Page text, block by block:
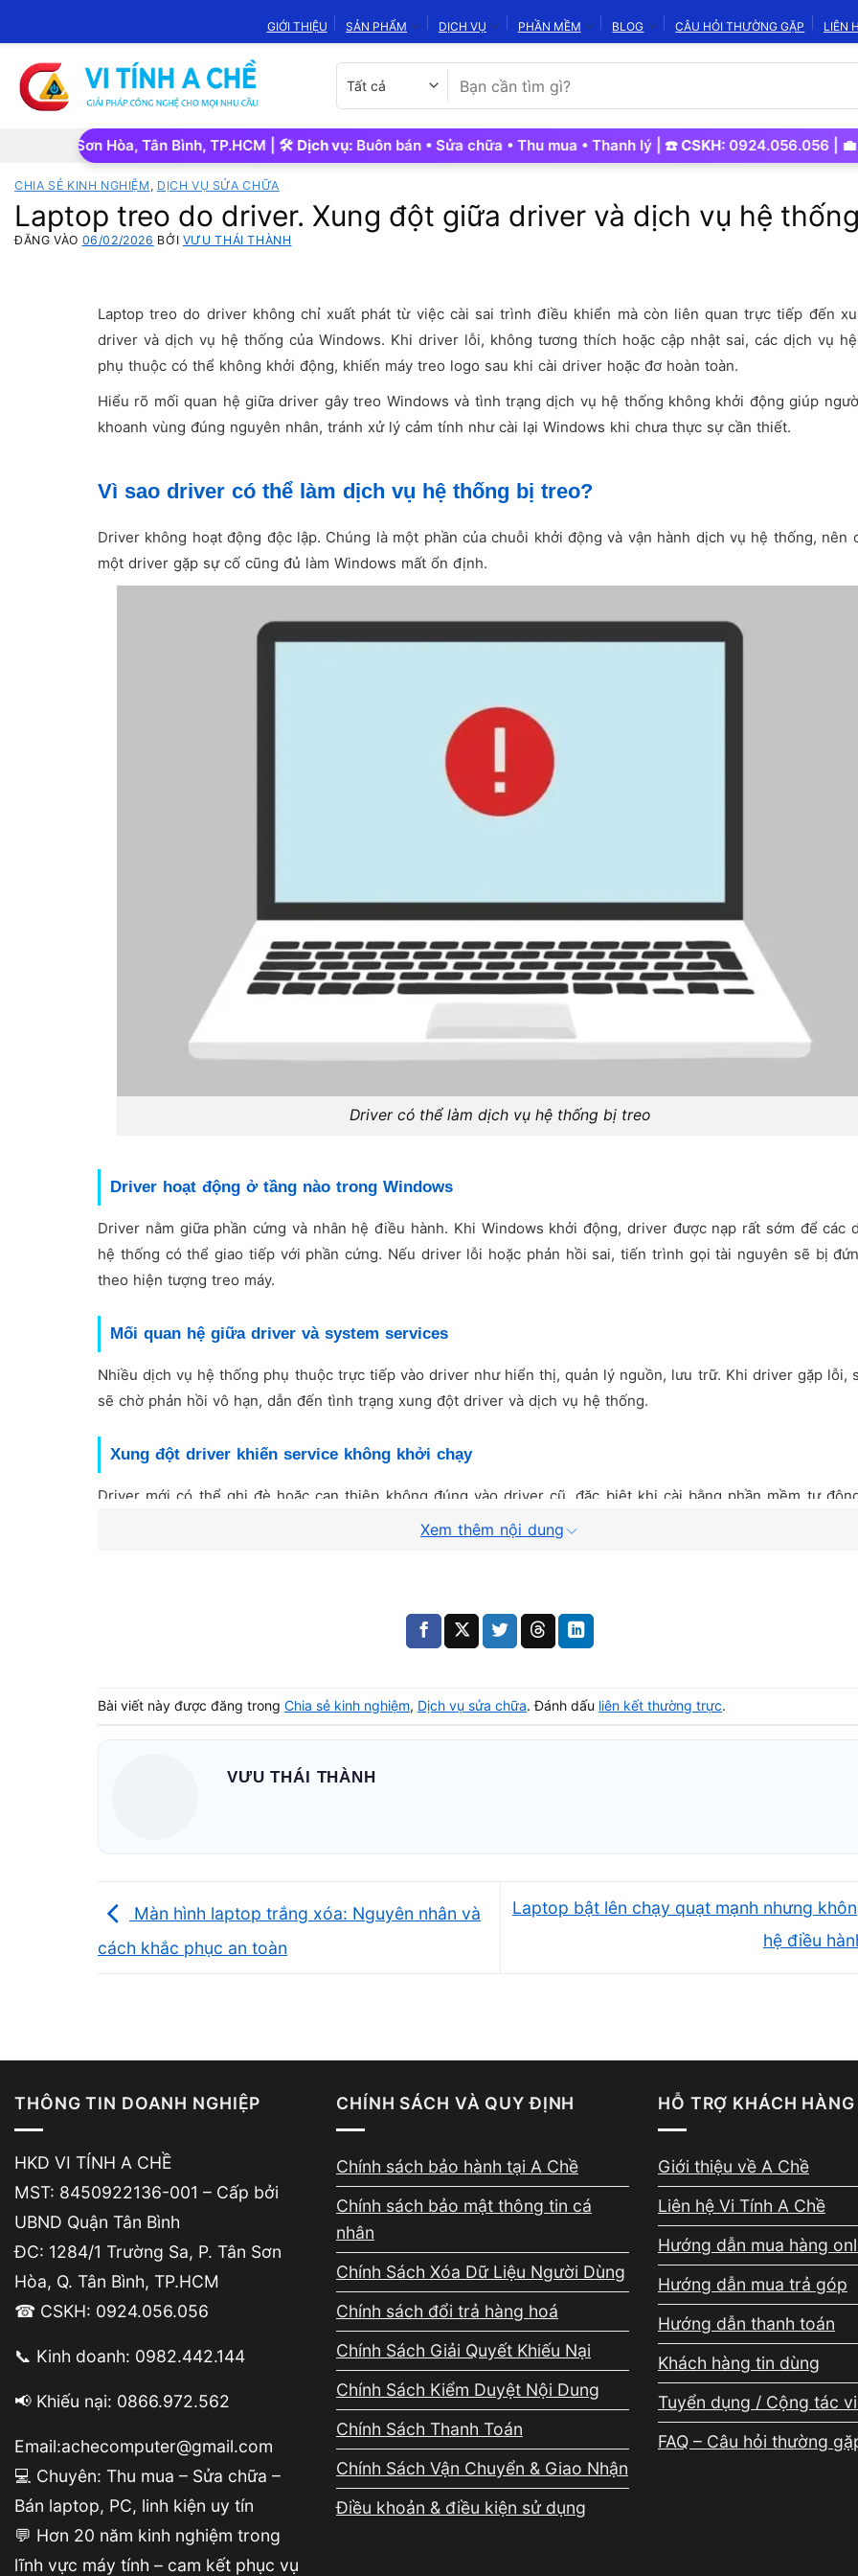
qua
dung
GIỚI THIỆU SẢN PHẨM DỊCH VỤ PHẦN MỀM BLOG CÂU HỎI THƯỜNG GẶP LIÊN
Chọn
sản
phẩm
kiếm:
Sơn Hòa, Tân Bình, TP.HCM | 🛠️Dịch vụ:Buôn bán • Sửa chữa • Thu mua • Thanh lý | ☎️CSKH:0924.056.056 | 💼Kinh
CHIA SẺ KINH NGHIỆM , DỊCH VỤ SỬA CHỮA
Laptop treo do driver. Xung đột giữa driver và dịch vụ hệ
ĐĂNG VÀO 06/02/2026 BỞI VƯU THÁI THÀNH
Laptop treo do driver không chỉ xuất phát từ việc cài sai trình điều khiển mà còn liên quan trực tiếp đến
driver và dịch vụ hệ thống của Windows. Khi driver lỗi, không tương thích hoặc cập nhật sai, các dịch vụ
phụ thuộc có thể không khởi động, khiến máy treo logo sau khi cài driver hoặc đơ hoàn toàn.
Hiểu rõ mối quan hệ giữa driver gây treo Windows và tình trạng dịch vụ hệ thống không khởi động giúp
khoanh vùng đúng nguyên nhân, tránh xử lý cảm tính như cài lại Windows khi chưa thực sự cần thiết.
Vì sao driver có thể làm dịch vụ hệ thống bị treo?
Driver không hoạt động độc lập. Chúng là một phần của chuỗi khởi động và vận hành dịch vụ hệ thống, nên
một driver gặp sự cố cũng đủ làm Windows mất ổn định.
Driver có thể làm dịch vụ hệ thống bị treo
Driver hoạt động ở tầng nào trong Windows
Driver nằm giữa phần cứng và nhân hệ điều hành. Khi Windows khởi động, driver được nạp rất sớm để các
hệ thống có thể giao tiếp với phần cứng. Nếu driver lỗi hoặc phản hồi sai, tiến trình gọi tài nguyên sẽ bị
theo hiện tượng treo máy.
Mối quan hệ giữa driver và system services
Nhiều dịch vụ hệ thống phụ thuộc trực tiếp vào driver như hiển thị, quản lý nguồn, lưu trữ. Khi driver gặp lỗi,
sẽ chờ phản hồi vô hạn, dẫn đến tình trạng xung đột driver và dịch vụ hệ thống.
Xung đột driver khiến service không khởi chạy
Driver mới có thể ghi đè hoặc can thiệp không đúng vào driver cũ, đặc biệt khi cài bằng phần mềm tự
này khiến một số dịch vụ hệ thống không khởi động đúng trình tự, làm Windows treo hoặc chạy không ổn định.
Một số driver được load ngay từ giai đoạn boot như VGA, chipset, storage. Nếu xảy ra lỗi ở nhóm này,
logo sau khi cài driver là biểu hiện rất điển hình.
Laptop treo do dịch vụ hệ thống thường biểu hiện như thế nào?
“đang chạy nhưng không thể sử dụng”.
Các biểu hiện cho thấy laptop treo do dịch vụ hệ thống
Treo logo Windows sau khi cài driver
Máy bật lên, hiện logo Windows hoặc vòng xoay chấm tròn nhưng không vào được desktop. Đây là dấu
biến của driver gây treo Windows ở giai đoạn khởi động dịch vụ.
Vào desktop nhưng service không phản hồi
Một số trường hợp vẫn vào được desktop nhưng màn hình đen, không mở được Start Menu hoặc Taskbar
Nguyên nhân thường do dịch vụ đồ họa hoặc shell service bị lỗi driver.
Xem thêm nội dung
Bài viết này được đăng trong Chia sẻ kinh nghiệm, Dịch vụ sửa chữa. Đánh dấu liên kết thường trực.
VƯU THÁI THÀNH
Màn hình laptop trắng xóa: Nguyên nhân và
cách khắc phục an toàn
Laptop bật lên chạy quạt mạnh nhưng
hệ điều
THÔNG TIN DOANH NGHIỆP
HKD VI TÍNH A CHỀ
MST: 8450922136-001 – Cấp bởi
UBND Quận Tân Bình
ĐC: 1284/1 Trường Sa, P. Tân Sơn
Hòa, Q. Tân Bình, TP.HCM
☎ CSKH: 0924.056.056
📞 Kinh doanh: 0982.442.144
📢 Khiếu nại: 0866.972.562
Email:achecomputer@gmail.com
💻 Chuyên: Thu mua – Sửa chữa –
Bán laptop, PC, linh kiện uy tín
💬 Hơn 20 năm kinh nghiệm trong
lĩnh vực máy tính – cam kết phục vụ
CHÍNH SÁCH VÀ QUY ĐỊNH
Chính sách bảo hành tại A Chề
Chính sách bảo mật thông tin cá
nhân
Chính Sách Xóa Dữ Liệu Người Dùng
Chính sách đổi trả hàng hoá
Chính Sách Giải Quyết Khiếu Nại
Chính Sách Kiểm Duyệt Nội Dung
Chính Sách Thanh Toán
Chính Sách Vận Chuyển & Giao Nhận
Điều khoản & điều kiện sử dụng
HỖ TRỢ KHÁCH HÀNG
Giới thiệu về A Chề
Liên hệ Vi Tính A Chề
Hướng dẫn mua hàng
Hướng dẫn mua trả góp
Hướng dẫn thanh toán
Khách hàng tin dùng
Tuyển dụng / Cộng tác
FAQ – Câu hỏi thường